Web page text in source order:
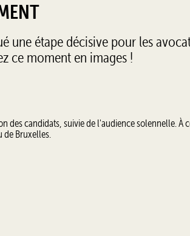
une étape décisive pour les
ce moment en images !
des candidats, suivie de l'audience solennelle.
de Bruxelles.